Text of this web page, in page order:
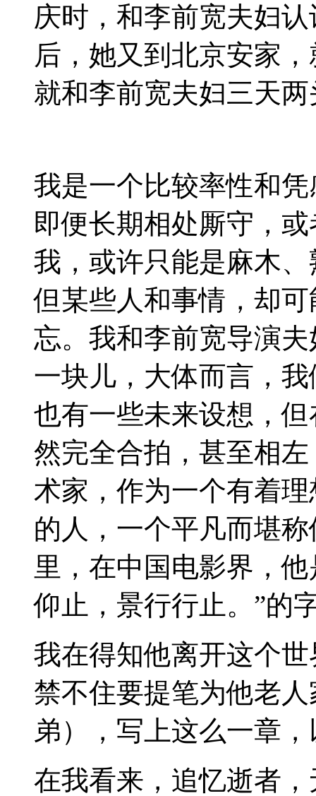
庆时，和李前宽夫妇
后，她又到北京安家
就和李前宽夫妇三天
我是一个比较率性和
即便长期相处厮守，
我，或许只能是麻木
但某些人和事情，却
忘。我和李前宽导演
一块儿，大体而言，
也有一些未来设想，
然完全合拍，甚至相
术家，作为一个有着
的人，一个平凡而堪
里，在中国电影界，
仰止，景行行止。 ”的
我在得知他离开这个
禁不住要提笔为他老
弟），写上这么一章
在我看来，追忆逝者